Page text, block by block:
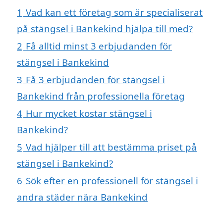
1 Vad kan ett företag som är specialiserat
på stängsel i Bankekind hjälpa till med?
2 Få alltid minst 3 erbjudanden för
stängsel i Bankekind
3 Få 3 erbjudanden för stängsel i
Bankekind från professionella företag
4 Hur mycket kostar stängsel i
Bankekind?
5 Vad hjälper till att bestämma priset på
stängsel i Bankekind?
6 Sök efter en professionell för stängsel i
andra städer nära Bankekind